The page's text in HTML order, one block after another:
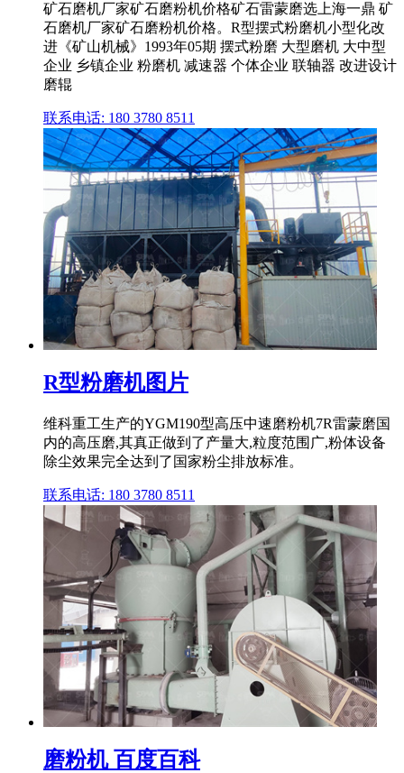
矿石磨机厂家矿石磨粉机价格矿石雷蒙磨选上海一鼎 矿
石磨机厂家矿石磨粉机价格。R型摆式粉磨机小型化改
进《矿山机械》1993年05期 摆式粉磨 大型磨机 大中型
企业 乡镇企业 粉磨机 减速器 个体企业 联轴器 改进设计
磨辊
联系电话: 180 3780 8511
R型粉磨机图片
维科重工生产的YGM190型高压中速磨粉机7R雷蒙磨国
内的高压磨,其真正做到了产量大,粒度范围广,粉体设备
除尘效果完全达到了国家粉尘排放标准。
联系电话: 180 3780 8511
磨粉机 百度百科